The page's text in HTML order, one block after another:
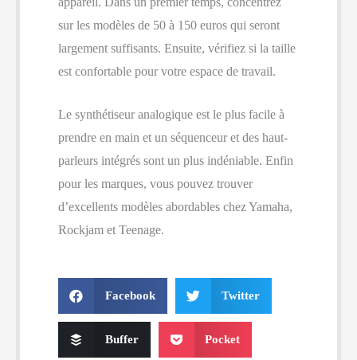
sur les modèles de 50 à 150 euros qui seront
largement suffisants. Ensuite, vérifiez si la taille
est confortable pour votre espace de travail.
Le synthétiseur analogique est le plus facile à
prendre en main et un séquenceur et des haut-
parleurs intégrés sont un plus indéniable. Enfin
pour les marques, vous pouvez trouver
d’excellents modèles abordables chez Yamaha,
Rockjam et Teenage.
Facebook Twitter
Buffer Pocket